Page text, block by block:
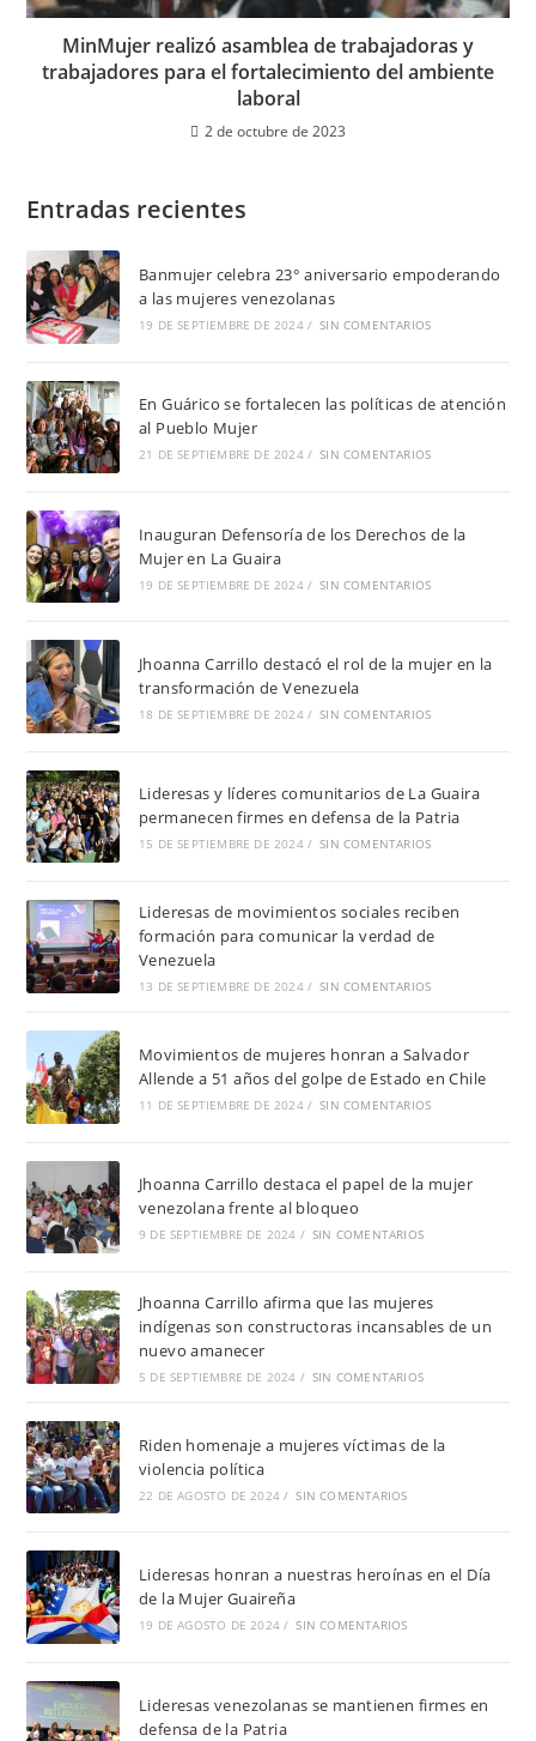
MinMujer realizó asamblea de trabajadoras y
trabajadores para el fortalecimiento del ambiente
laboral
2 de octubre de 2023
Entradas recientes
Banmujer celebra 23° aniversario empoderando
a las mujeres venezolanas
19 DE SEPTIEMBRE DE 2024 / SIN COMENTARIOS
En Guárico se fortalecen las políticas de atención
al Pueblo Mujer
21 DE SEPTIEMBRE DE 2024 / SIN COMENTARIOS
Inauguran Defensoría de los Derechos de la
Mujer en La Guaira
19 DE SEPTIEMBRE DE 2024 / SIN COMENTARIOS
Jhoanna Carrillo destacó el rol de la mujer en la
transformación de Venezuela
18 DE SEPTIEMBRE DE 2024 / SIN COMENTARIOS
Lideresas y líderes comunitarios de La Guaira
permanecen firmes en defensa de la Patria
15 DE SEPTIEMBRE DE 2024 / SIN COMENTARIOS
Lideresas de movimientos sociales reciben
formación para comunicar la verdad de
Venezuela
13 DE SEPTIEMBRE DE 2024 / SIN COMENTARIOS
Movimientos de mujeres honran a Salvador
Allende a 51 años del golpe de Estado en Chile
11 DE SEPTIEMBRE DE 2024 / SIN COMENTARIOS
Jhoanna Carrillo destaca el papel de la mujer
venezolana frente al bloqueo
9 DE SEPTIEMBRE DE 2024 / SIN COMENTARIOS
Jhoanna Carrillo afirma que las mujeres
indígenas son constructoras incansables de un
nuevo amanecer
5 DE SEPTIEMBRE DE 2024 / SIN COMENTARIOS
Riden homenaje a mujeres víctimas de la
violencia política
22 DE AGOSTO DE 2024 / SIN COMENTARIOS
Lideresas honran a nuestras heroínas en el Día
de la Mujer Guaireña
19 DE AGOSTO DE 2024 / SIN COMENTARIOS
Lideresas venezolanas se mantienen firmes en
defensa de la Patria